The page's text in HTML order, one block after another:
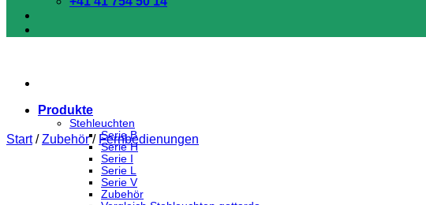
Produkte
Stehleuchten
Serie B
Serie H
Serie I
Serie L
Serie V
Zubehör
Start / Zubehör / Fernbedienungen